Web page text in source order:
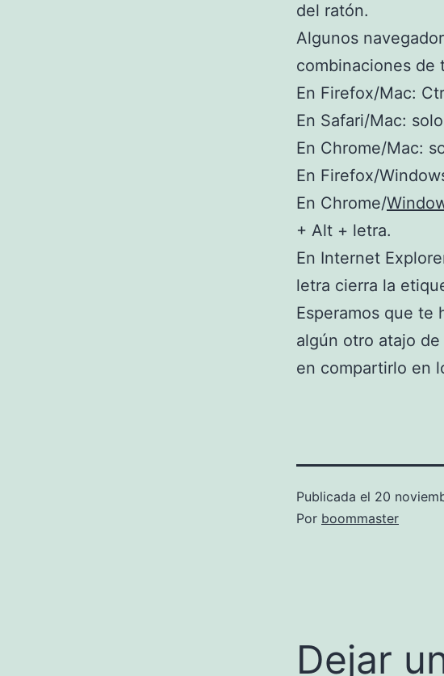
del ratón.
Algunos
combinaciones de
En Firefox/Mac:
En Safari/Mac:
En Chrome/Mac:
En Firefox/
En Chrome/
+ Alt + letra.
En Internet
letra cierra la
Esperamos que te
algún otro atajo
en compartirlo en
Publicada el 20
Por boommaster
Dejar